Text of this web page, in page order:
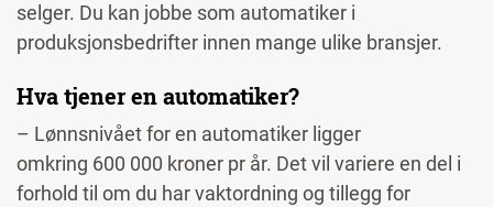
selger. Du kan jobbe som automatiker i
produksjonsbedrifter innen mange ulike bransjer.
Hva tjener en automatiker?
– Lønnsnivået for en automatiker ligger
omkring 600 000 kroner pr år. Det vil variere en del i
forhold til om du har vaktordning og tillegg for